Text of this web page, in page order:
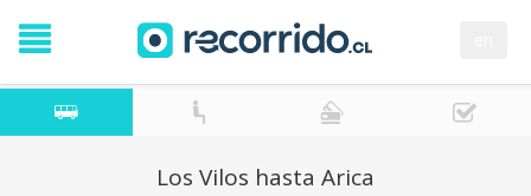
Los Vilos hasta Arica